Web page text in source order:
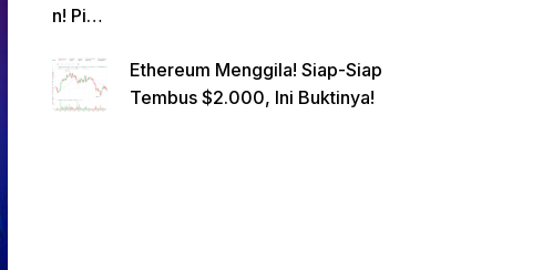
n! Pi
rk
Gande
Ethereum Menggila! Siap-Siap
Tembus $2.000, Ini Buktinya!